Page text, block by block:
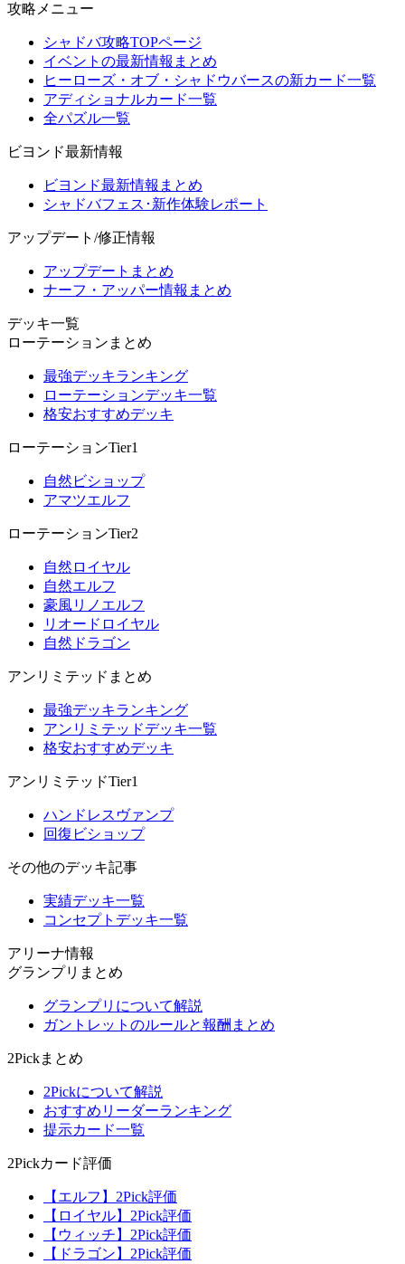
攻略メニュー
シャドバ攻略TOPページ
イベントの最新情報まとめ
ヒーローズ・オブ・シャドウバースの新カード一覧
アディショナルカード一覧
全パズル一覧
ビヨンド最新情報
ビヨンド最新情報まとめ
シャドバフェス･新作体験レポート
アップデート/修正情報
アップデートまとめ
ナーフ・アッパー情報まとめ
デッキ一覧
ローテーションまとめ
最強デッキランキング
ローテーションデッキ一覧
格安おすすめデッキ
ローテーションTier1
自然ビショップ
アマツエルフ
ローテーションTier2
自然ロイヤル
自然エルフ
豪風リノエルフ
リオードロイヤル
自然ドラゴン
アンリミテッドまとめ
最強デッキランキング
アンリミテッドデッキ一覧
格安おすすめデッキ
アンリミテッドTier1
ハンドレスヴァンプ
回復ビショップ
その他のデッキ記事
実績デッキ一覧
コンセプトデッキ一覧
アリーナ情報
グランプリまとめ
グランプリについて解説
ガントレットのルールと報酬まとめ
2Pickまとめ
2Pickについて解説
おすすめリーダーランキング
提示カード一覧
2Pickカード評価
【エルフ】2Pick評価
【ロイヤル】2Pick評価
【ウィッチ】2Pick評価
【ドラゴン】2Pick評価